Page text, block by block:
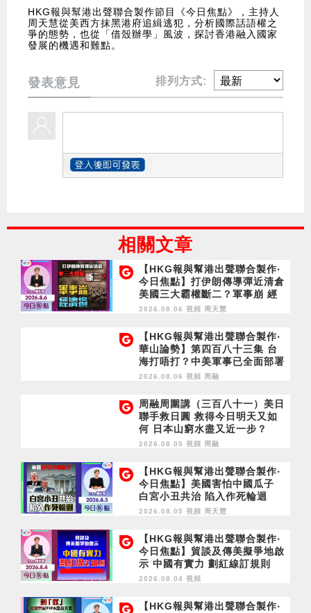
HKG報與幫港出聲聯合製作節目《今日焦點》，主持人
周天慧從美西方抹黑港府追緝逃犯，分析國際話語權之
爭的態勢，也從「借殼辦學」風波，探討香港融入國家
發展的機遇和難點。
發表意見 排列方式:
相關文章
【HKG報與幫港出聲聯合製作‧
今日焦點】打伊朗傳導彈近清倉
美國三大霸權斷二？軍事崩 經
濟損
2026.08.06 視頻 周天慧
【HKG報與幫港出聲聯合製作‧
華山論勢】第四百八十三集 台
海打唔打？中美軍事已全面部署
2028年1月台灣選舉是臨界點？
2026.08.06 視頻 周融
周融周圍講（三百八十一）美日
聯手救日圓 救得今日明天又如
何 日本山窮水盡又近一步？
2026.08.05 視頻 周融
【HKG報與幫港出聲聯合製作‧
今日焦點】美國害怕中國瓜子
白宮小丑共治 陷入作死輪迴
2026.08.05 視頻 周天慧
【HKG報與幫港出聲聯合製作‧
今日焦點】貿談及傳美擬爭地啟
示 中國有實力 劃紅線訂規則
2026.08.04 視頻
【HKG報與幫港出聲聯合製作‧